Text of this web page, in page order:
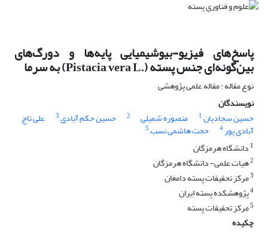
پاسخ‌های فیزیو-بیوشیمیایی پایه‌ها و دورگ‌های
بین‌گونه‌ای جنس پسته (.Pistacia vera L) به سرما
نوع مقاله : مقاله علمی پژوهشی
نویسندگان
حسین سجادیان1 منصوره شمیلی 2 حسین حکم آبادی3 علی تاج
آبادی پور4 حجت هاشمی نسب5
1 دانشگاه هرمزگان
2هیات علمی- دانشگاه هرمزگان
3مرکز تحقیقات پسته دامغان
4پژوهشکده پسته ایران
5مرکز تحقیقات پسته
چکیده